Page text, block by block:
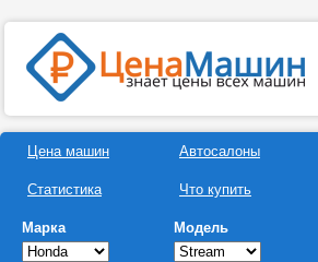
Цена машин
Статистика
Автосалоны
Что купить
Марка Модель